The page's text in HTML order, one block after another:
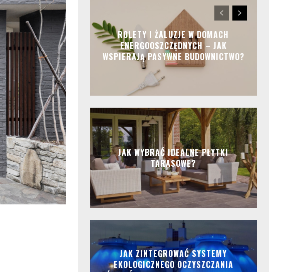
ROLETY I ŻALUZJE W DOMACH
ENERGOOSZCZĘDNYCH – JAK
WSPIERAJĄ PASYWNE BUDOWNICTWO?
JAK WYBRAĆ IDEALNE PŁYTKI
TARASOWE?
JAK ZINTEGROWAĆ SYSTEMY
EKOLOGICZNEGO OCZYSZCZANIA